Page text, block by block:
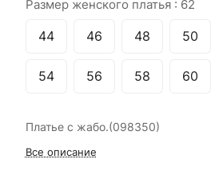
Размер женского платья : 62
44 46 48 50
54 56 58 60
Платье с жабо.(098350)
Все описание